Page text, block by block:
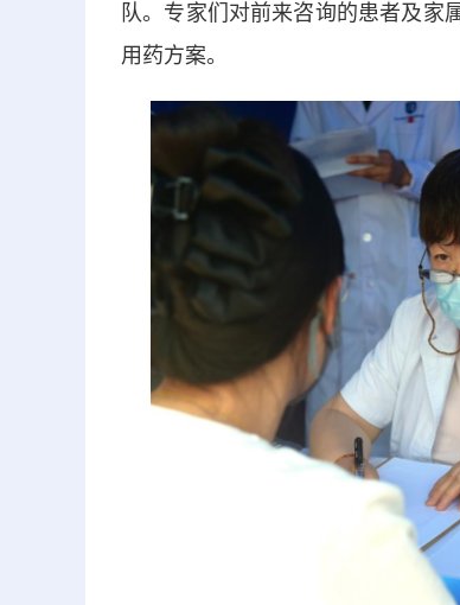
队。专家们对前来咨询的患者及家
用药方案。